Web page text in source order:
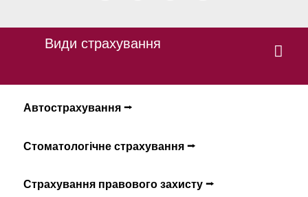
Види страхування
Автострахування ⭢
Стоматологічне страхування ⭢
Страхування правового захисту ⭢